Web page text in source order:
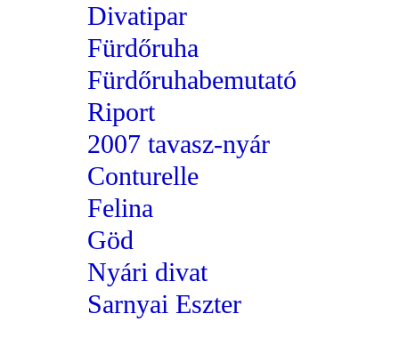
Divatipar
Fürdőruha
Fürdőruhabemutató
Riport
2007 tavasz-nyár
Conturelle
Felina
Göd
Nyári divat
Sarnyai Eszter